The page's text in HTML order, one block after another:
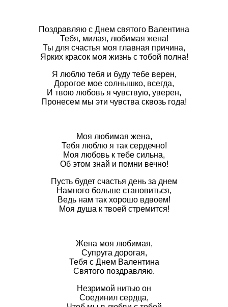
Поздравляю с Днем святого Валентина
Тебя, милая, любимая жена!
Ты для счастья моя главная причина,
Ярких красок моя жизнь с тобой полна!
Я люблю тебя и буду тебе верен,
Дорогое мое солнышко, всегда,
И твою любовь я чувствую, уверен,
Пронесем мы эти чувства сквозь года!
Моя любимая жена,
Тебя люблю я так сердечно!
Моя любовь к тебе сильна,
Об этом знай и помни вечно!
Пусть будет счастья день за днем
Намного больше становиться,
Ведь нам так хорошо вдвоем!
Моя душа к твоей стремится!
Жена моя любимая,
Супруга дорогая,
Тебя с Днем Валентина
Святого поздравляю.
Незримой нитью он
Соединил сердца,